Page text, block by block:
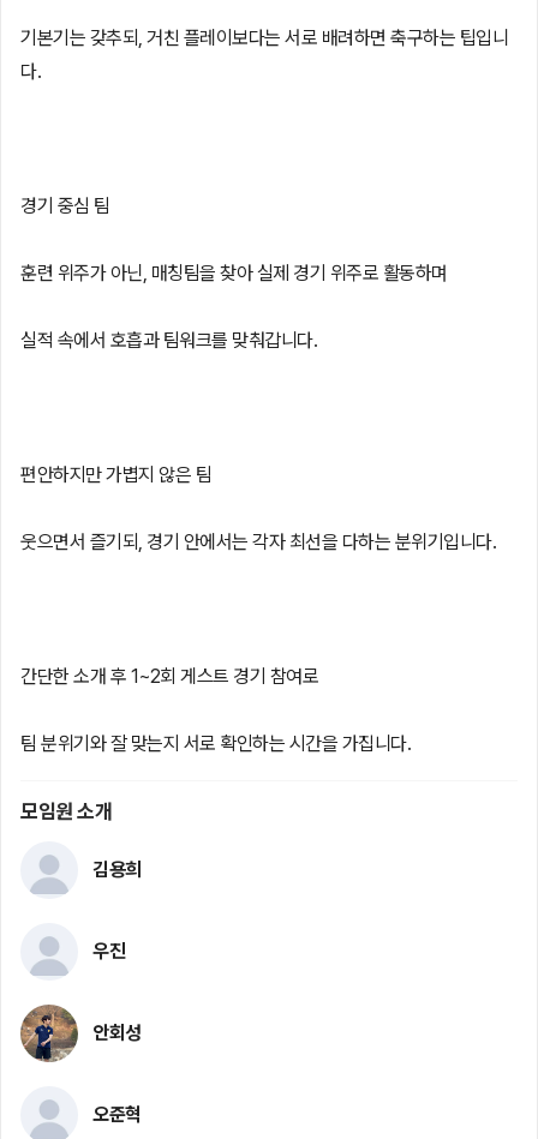
기본기는 갖추되, 거친 플레이보다는 서로 배려하면 축구하는 팁입니
다.
경기 중심 팀
훈련 위주가 아닌, 매칭팀을 찾아 실제 경기 위주로 활동하며
실적 속에서 호흡과 팀워크를 맞춰갑니다.
편안하지만 가볍지 않은 팀
웃으면서 즐기되, 경기 안에서는 각자 최선을 다하는 분위기입니다.
간단한 소개 후 1~2회 게스트 경기 참여로
팀 분위기와 잘 맞는지 서로 확인하는 시간을 가집니다.
모임원 소개
김용희
우진
안회성
오준혁